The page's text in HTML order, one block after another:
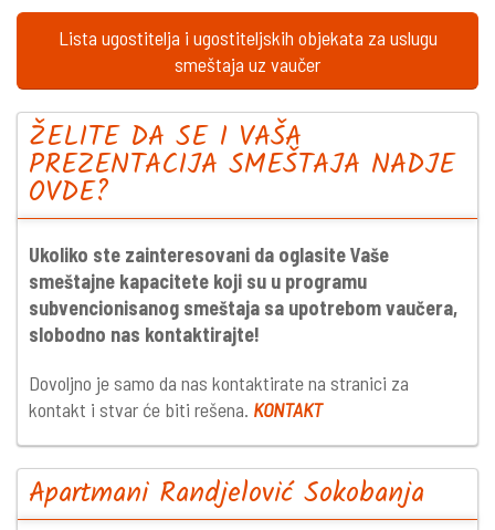
Lista ugostitelja i ugostiteljskih objekata za uslugu
smeštaja uz vaučer
ŽELITE DA SE I VAŠA
PREZENTACIJA SMEŠTAJA NADJE
OVDE?
Ukoliko ste zainteresovani da oglasite Vaše
smeštajne kapacitete koji su u programu
subvencionisanog smeštaja sa upotrebom vaučera,
slobodno nas kontaktirajte!
Dovoljno je samo da nas kontaktirate na stranici za
kontakt i stvar će biti rešena. KONTAKT
Apartmani Randjelović Sokobanja